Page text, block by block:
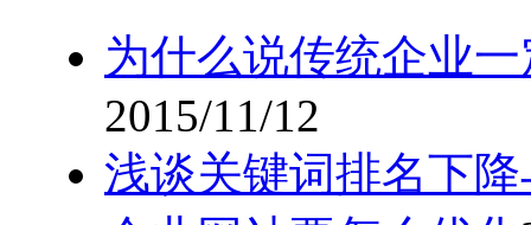
为什么说传统企业
2015/11/12
浅谈关键词排名下